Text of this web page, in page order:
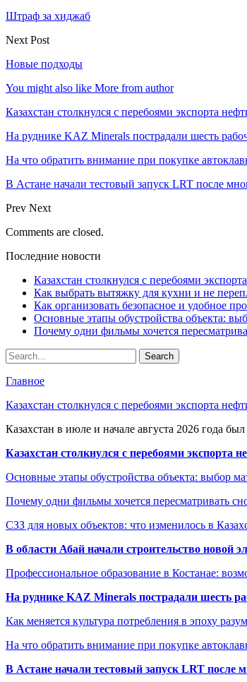
Штраф за хиджаб
Next Post
Новые подходы
You might also like More from author
Казахстан столкнулся с перебоями экспорта
На руднике KAZ Minerals пострадали шесть
На что обратить внимание при покупке
В Астане начали тестовый запуск LRT после
Prev Next
Comments are closed.
Последние новости
Казахстан столкнулся с перебоями
Как выбрать вытяжку для кухни и не
Как организовать безопасное и удобное
Основные этапы обустройства объекта:
Почему одни фильмы хочется
Главное
Казахстан столкнулся с перебоями экспорта
Казахстан в июле и начале августа 2026 года
Казахстан столкнулся с перебоями экспорта
Основные этапы обустройства объекта: выбор
Почему одни фильмы хочется пересматривать
СЗЗ для новых объектов: что изменилось в
В области Абай начали строительство новой
Профессиональное образование в Костанае:
На руднике KAZ Minerals пострадали шесть
Как меняется культура потребления в эпоху
На что обратить внимание при покупке
В Астане начали тестовый запуск LRT после